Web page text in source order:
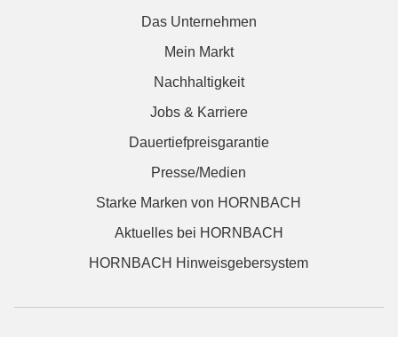
Das Unternehmen
Mein Markt
Nachhaltigkeit
Jobs & Karriere
Dauertiefpreisgarantie
Presse/Medien
Starke Marken von HORNBACH
Aktuelles bei HORNBACH
HORNBACH Hinweisgebersystem